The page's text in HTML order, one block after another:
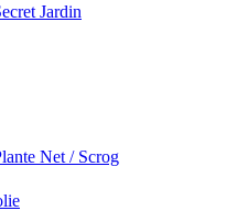
Jardin
Net / Scrog